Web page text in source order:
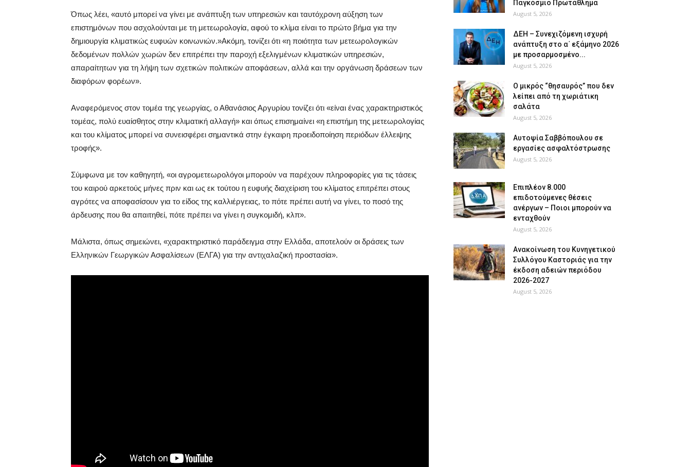
Όπως λέει, «αυτό μπορεί να γίνει με ανάπτυξη των υπηρεσιών και ταυτόχρονη αύξηση των
επιστημόνων που ασχολούνται με τη μετεωρολογία, αφού το κλίμα είναι το πρώτο βήμα για την
δημιουργία κλιματικώς ευφυών κοινωνιών.»Ακόμη, τονίζει ότι «η ποιότητα των μετεωρολογικών
δεδομένων πολλών χωρών δεν επιτρέπει την παροχή εξελιγμένων κλιματικών υπηρεσιών,
απαραίτητων για τη λήψη των σχετικών πολιτικών αποφάσεων, αλλά και την οργάνωση δράσεων των
διαφόρων φορέων».
Αναφερόμενος στον τομέα της γεωργίας, ο Αθανάσιος Αργυρίου τονίζει ότι «είναι ένας χαρακτηριστικός
τομέας, πολύ ευαίσθητος στην κλιματική αλλαγή» και όπως επισημαίνει «η επιστήμη της μετεωρολογίας
και του κλίματος μπορεί να συνεισφέρει σημαντικά στην έγκαιρη προειδοποίηση περιόδων έλλειψης
τροφής».
Σύμφωνα με τον καθηγητή, «οι αγρομετεωρολόγοι μπορούν να παρέχουν πληροφορίες για τις τάσεις
του καιρού αρκετούς μήνες πριν και ως εκ τούτου η ευφυής διαχείριση του κλίματος επιτρέπει στους
αγρότες να αποφασίσουν για το είδος της καλλιέργειας, το πότε πρέπει αυτή να γίνει, το ποσό της
άρδευσης που θα απαιτηθεί, πότε πρέπει να γίνει η συγκομιδή, κλπ».
Μάλιστα, όπως σημειώνει, «χαρακτηριστικό παράδειγμα στην Ελλάδα, αποτελούν οι δράσεις των
Ελληνικών Γεωργικών Ασφαλίσεων (ΕΛΓΑ) για την αντιχαλαζική προστασία».
Παγκόσμιο Πρωτάθλημα
August 5, 2026
ΔΕΗ – Συνεχιζόμενη ισχυρή
ανάπτυξη στο α΄ εξάμηνο 2026
με προσαρμοσμένο...
August 5, 2026
O μικρός “θησαυρός” που δεν
λείπει από τη χωριάτικη
σαλάτα
August 5, 2026
Αυτοψία Σαββόπουλου σε
εργασίες ασφαλτόστρωσης
August 5, 2026
Επιπλέον 8.000
επιδοτούμενες θέσεις
ανέργων – Ποιοι μπορούν να
ενταχθούν
August 5, 2026
Ανακοίνωση του Κυνηγετικού
Συλλόγου Καστοριάς για την
έκδοση αδειών περιόδου
2026-2027
August 5, 2026